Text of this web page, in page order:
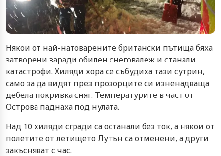
Някои от най-натоварените британски пътища бяха
затворени заради обилен снеговалеж и станали
катастрофи. Хиляди хора се събудиха тази сутрин,
само за да видят през прозорците си изненадваща
дебела покривка сняг. Температурите в част от
Острова паднаха под нулата.
Над 10 хиляди сгради са останали без ток, а някои от
полетите от летището Лутън са отменени, а други
закъсняват с час.